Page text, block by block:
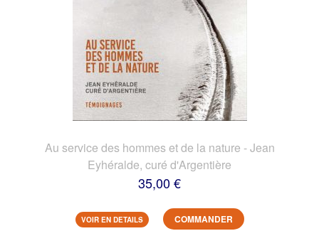
Au service des hommes et de la nature - Jean
Eyhéralde, curé d'Argentière
35,00 €
VOIR EN DETAILS COMMANDER